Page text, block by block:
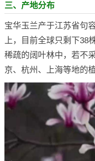
三、产地分布
宝华玉兰产于江苏省句
上，目前全球只剩下38
稀疏的阔叶林中，若不
京、杭州、上海等地的